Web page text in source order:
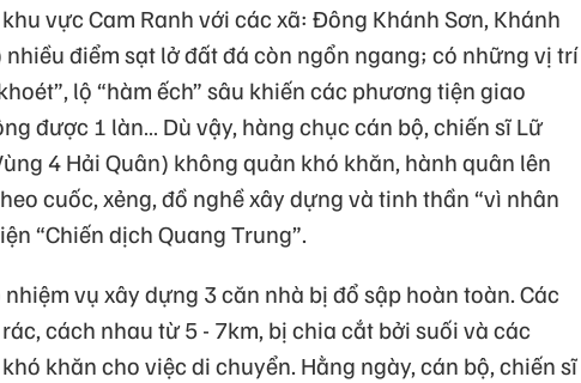
vực Cam Ranh với các xã: Đông Khánh Sơn, Khánh
nhiều điểm sạt lở đất đá còn ngổn ngang; có những vị trí
lộ “hàm ếch” sâu khiến các phương tiện giao
được 1 làn… Dù vậy, hàng chục cán bộ, chiến sĩ Lữ
4 Hải Quân) không quản khó khăn, hành quân lên
cuốc, xẻng, đồ nghề xây dựng và tinh thần “vì nhân
“Chiến dịch Quang Trung”.
vụ xây dựng 3 căn nhà bị đổ sập hoàn toàn. Các
cách nhau từ 5 - 7km, bị chia cắt bởi suối và các
khăn cho việc di chuyển. Hằng ngày, cán bộ, chiến sĩ